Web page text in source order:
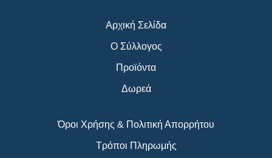
Αρχική Σελίδα
Ο Σύλλογος
Προϊόντα
Δωρεά
Όροι Χρήσης & Πολιτική Απορρήτου
Τρόποι Πληρωμής